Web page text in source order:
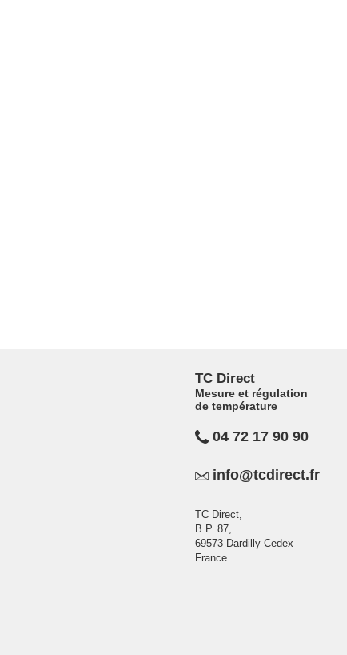
TC Direct
Mesure et régulation
de température
04 72 17 90 90
info@tcdirect.fr
TC Direct,
B.P. 87,
69573 Dardilly Cedex
France